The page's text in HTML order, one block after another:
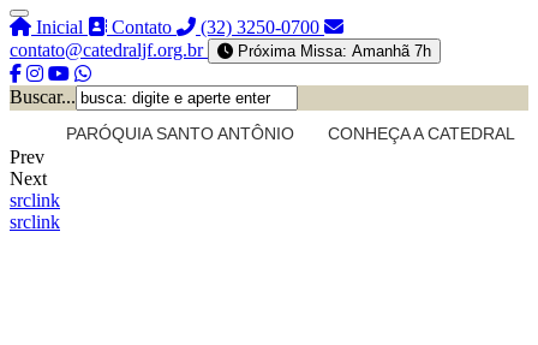
Inicial Contato
(32) 3250-0700
contato@catedraljf.org.br
Próxima Missa: Amanhã 7h
Buscar...
PARÓQUIA SANTO ANTÔNIO CONHEÇA A CATEDRAL
Prev
Next
srclink
srclink